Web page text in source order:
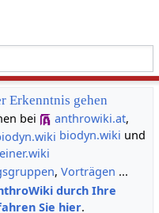
Erkenntnis gehen
bei
anthrowiki.at,
biodyn.wiki und
, Vorträgen ...
durch Ihre
Sie hier.